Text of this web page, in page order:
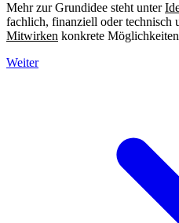
Mehr zur Grundidee steht unter
fachlich, finanziell oder technisch
Mitwirken konkrete
Weiter